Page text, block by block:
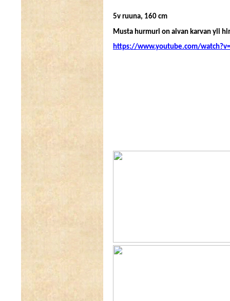
5v ruuna, 160 cm
Musta hurmuri on aivan karvan yli
https://www.youtube.com/